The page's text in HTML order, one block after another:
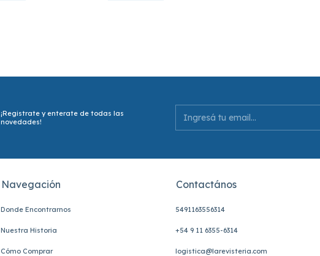
¡Registrate y enterate de todas las
novedades!
Navegación
Donde Encontrarnos
Nuestra Historia
Cómo Comprar
Contactános
5491163556314
+54 9 11 6355-6314
logistica@larevisteria.com